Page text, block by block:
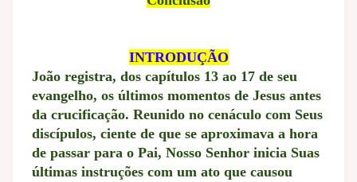
INTRODUÇÃO
João registra, dos capítulos 13 ao 17 de seu
evangelho, os últimos momentos de Jesus antes
da crucificação. Reunido no cenáculo com Seus
discípulos, ciente de que se aproximava a hora
de passar para o Pai, Nosso Senhor inicia Suas
últimas instruções com um ato que causou